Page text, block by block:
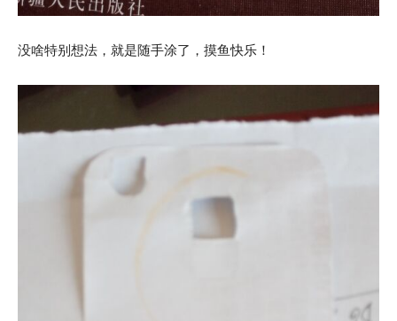
没啥特别想法，就是随手涂了，摸鱼快乐！